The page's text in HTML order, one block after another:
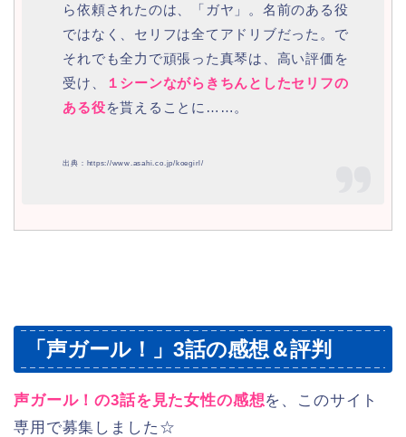
ら依頼されたのは、「ガヤ」。名前のある役
ではなく、セリフは全てアドリブだった。で
それでも全力で頑張った真琴は、高い評価を
受け、
１シーンながらきちんとしたセリフの
ある役を貰えることに……。
出典：https://www.asahi.co.jp/koegirl/
「声ガール！」3話の感想＆評判
声ガール！の3話を見た女性の感想を、このサイト
専用で募集しました☆